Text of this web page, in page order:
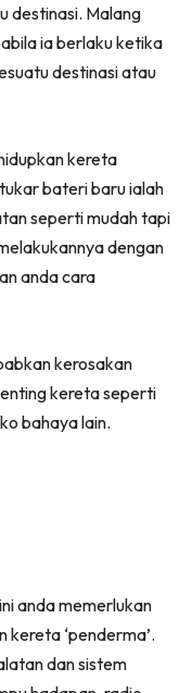
destinasi. Malang
ia berlaku ketika
destinasi atau
kereta
bateri baru ialah
seperti mudah tapi
dengan
anda cara
kerosakan
kereta seperti
bahaya lain.
anda memerlukan
‘penderma’.
dan sistem